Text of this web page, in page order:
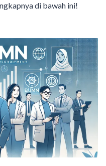
di bawah ini!